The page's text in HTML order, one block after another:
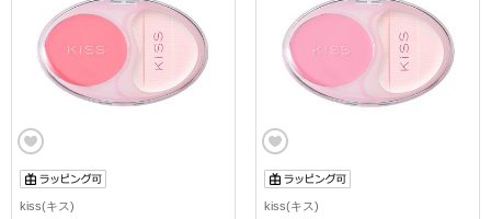
kiss(キス) kiss(キス)